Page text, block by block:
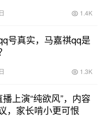
1.4K
号真实，马嘉祺qq是
1.3K
上演“纯欲风”，内容
，家长啃小更可恨